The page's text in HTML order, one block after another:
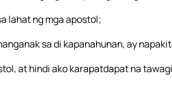
lahat ng mga apostol;
sa di kapanahunan, ay
at hindi ako karapatdapat na